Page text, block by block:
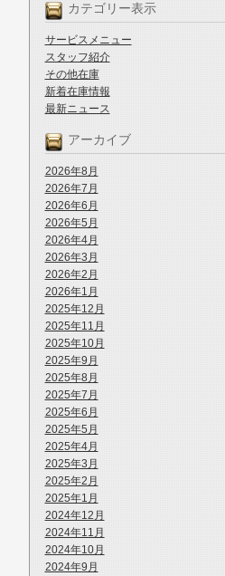
カテゴリー表示
サービスメニュー
スタッフ紹介
その他在庫
新着在庫情報
最新ニュース
アーカイブ
2026年8月
2026年7月
2026年6月
2026年5月
2026年4月
2026年3月
2026年2月
2026年1月
2025年12月
2025年11月
2025年10月
2025年9月
2025年8月
2025年7月
2025年6月
2025年5月
2025年4月
2025年3月
2025年2月
2025年1月
2024年12月
2024年11月
2024年10月
2024年9月